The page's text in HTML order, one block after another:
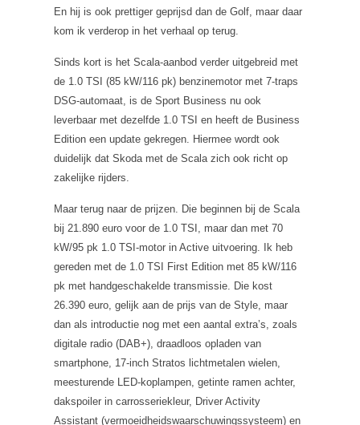
En hij is ook prettiger geprijsd dan de Golf, maar daar
kom ik verderop in het verhaal op terug.
Sinds kort is het Scala-aanbod verder uitgebreid met
de 1.0 TSI (85 kW/116 pk) benzinemotor met 7-traps
DSG-automaat, is de Sport Business nu ook
leverbaar met dezelfde 1.0 TSI en heeft de Business
Edition een update gekregen. Hiermee wordt ook
duidelijk dat Skoda met de Scala zich ook richt op
zakelijke rijders.
Maar terug naar de prijzen. Die beginnen bij de Scala
bij 21.890 euro voor de 1.0 TSI, maar dan met 70
kW/95 pk 1.0 TSI-motor in Active uitvoering. Ik heb
gereden met de 1.0 TSI First Edition met 85 kW/116
pk met handgeschakelde transmissie. Die kost
26.390 euro, gelijk aan de prijs van de Style, maar
dan als introductie nog met een aantal extra’s, zoals
digitale radio (DAB+), draadloos opladen van
smartphone, 17-inch Stratos lichtmetalen wielen,
meesturende LED-koplampen, getinte ramen achter,
dakspoiler in carrosseriekleur, Driver Activity
Assistant (vermoeidheidswaarschuwingssysteem) en